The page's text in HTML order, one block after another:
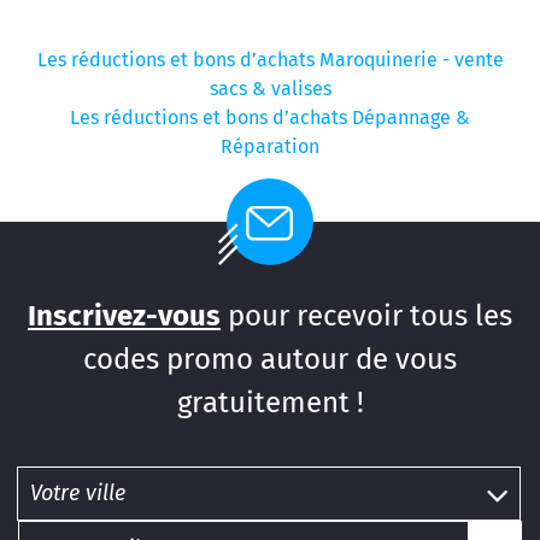
Les réductions et bons d’achats Maroquinerie - vente
sacs & valises
Les réductions et bons d’achats Dépannage &
Réparation
Inscrivez-vous pour recevoir tous les
codes promo autour de vous
gratuitement !